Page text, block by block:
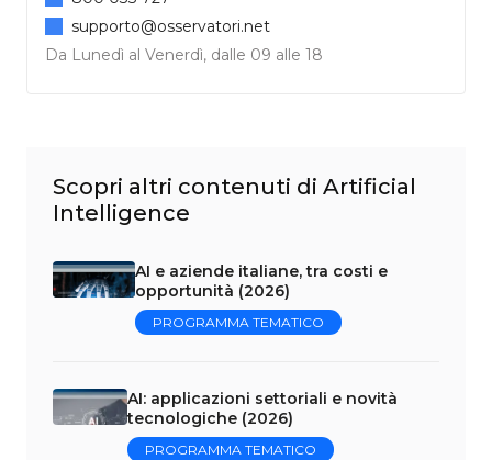
Da Lunedì al Venerdì, dalle 09 alle 18
supporto@osservatori.net
Scopri altri contenuti di Artificial
Intelligence
AI e aziende italiane, tra costi e
opportunità (2026)
PROGRAMMA TEMATICO
AI: applicazioni settoriali e novità
tecnologiche (2026)
PROGRAMMA TEMATICO